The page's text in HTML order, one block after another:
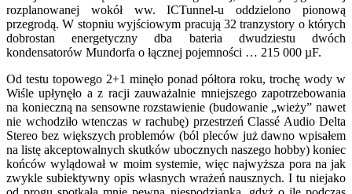
rozplanowanej wokół ww. ICTunnel-u oddzielono pionową
przegrodą. W stopniu wyjściowym pracują 32 tranzystory o których
dobrostan energetyczny dba bateria dwudziestu dwóch
kondensatorów Mundorfa o łącznej pojemności … 215 000 µF.
Od testu topowego 2+1 minęło ponad półtora roku, trochę wody w
Wiśle upłynęło a z racji zauważalnie mniejszego zapotrzebowania
na konieczną na sensowne rozstawienie (budowanie „wieży” nawet
nie wchodziło wtenczas w rachubę) przestrzeń Classé Audio Delta
Stereo bez większych problemów (ból pleców już dawno wpisałem
na listę akceptowalnych skutków ubocznych naszego hobby) koniec
końców wylądował w moim systemie, więc najwyższa pora na jak
zwykle subiektywny opis własnych wrażeń nausznych. I tu niejako